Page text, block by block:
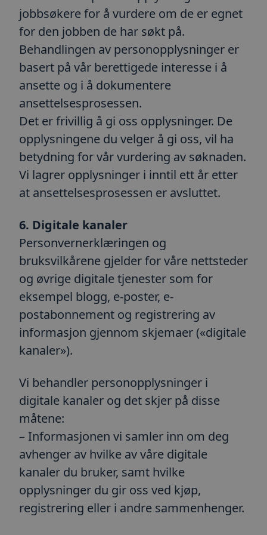
jobbsøkere for å vurdere om de er egnet
for den jobben de har søkt på.
Behandlingen av personopplysninger er
basert på vår berettigede interesse i å
ansette og i å dokumentere
ansettelsesprosessen.
Det er frivillig å gi oss opplysninger. De
opplysningene du velger å gi oss, vil ha
betydning for vår vurdering av søknaden.
Vi lagrer opplysninger i inntil ett år etter
at ansettelsesprosessen er avsluttet.
6. Digitale kanaler
Personvernerklæringen og
bruksvilkårene gjelder for våre nettsteder
og øvrige digitale tjenester som for
eksempel blogg, e-poster, e-
postabonnement og registrering av
informasjon gjennom skjemaer («digitale
kanaler»).
Vi behandler personopplysninger i
digitale kanaler og det skjer på disse
måtene:
– Informasjonen vi samler inn om deg
avhenger av hvilke av våre digitale
kanaler du bruker, samt hvilke
opplysninger du gir oss ved kjøp,
registrering eller i andre sammenhenger.
Strengt nødvendig Ytelse
Målretting
Funksjonalitet
Ugradert
Strengt nødvendige informasjonskapsler tillater
kjernefunksjoner på nettstedet, som
brukerinnlogging og kontoadministrasjon.
Nettstedet kan ikke brukes riktig uten strengt
nødvendige informasjonskapsler.
Forsørger
Domene
ARRAffinity
Microsoft
Corporation
.toma.no
Sesjon
som
Cloudflare Inc.
.blogg.toma.no
minutter
__cf_bm
Cloudflare Inc.
30
Denne
_GRECAPTCHA
__cfruid
.info.toma.no
brukes
pålitelig
Privacy Policy